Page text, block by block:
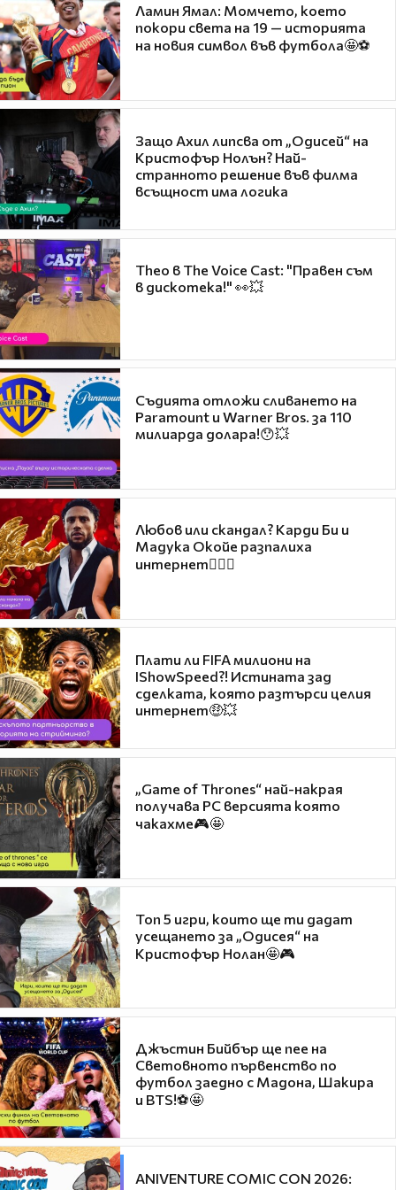
Ламин Ямал: Момчето, което
покори света на 19 — историята
на новия символ във футбола🤩⚽
Защо Ахил липсва от „Одисей“ на
Кристофър Нолън? Най-
странното решение във филма
всъщност има логика
Theo в The Voice Cast: "Правен съм
в дискотека!" 👀💥
Съдията отложи сливането на
Paramount и Warner Bros. за 110
милиарда долара!😯💥
Любов или скандал? Карди Би и
Мадука Окойе разпалиха
интернет❤️‍🔥🔥
Плати ли FIFA милиони на
IShowSpeed?! Истината зад
сделката, която разтърси целия
интернет🤑💥
„Game of Thrones“ най-накрая
получава PC версията която
чакахме🎮🤩
Топ 5 игри, които ще ти дадат
усещането за „Одисея“ на
Кристофър Нолан🤩🎮
Джъстин Бийбър ще пее на
Световното първенство по
футбол заедно с Мадона, Шакира
и BTS!⚽🤩
ANIVENTURE COMIC CON 2026: